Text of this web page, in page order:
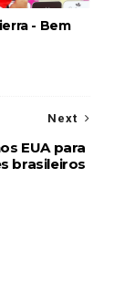
- Bem
Next
EUA para
brasileiros